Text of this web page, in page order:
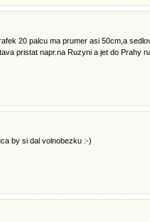
20 palcu ma prumer asi 50cm,a
pristat napr.na Ruzyni a jet do Prahy
by si dal volnobezku :-)